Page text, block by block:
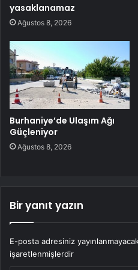
yasaklanamaz
Ağustos 8, 2026
Burhaniye’de Ulaşım Ağı
Güçleniyor
Ağustos 8, 2026
Bir yanıt yazın
E-posta adresiniz
işaretlenmişlerdir